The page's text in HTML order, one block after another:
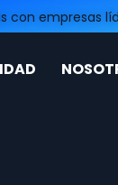
empresas